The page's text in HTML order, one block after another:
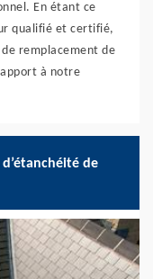
En étant ce
qualifié et certifié,
de remplacement de
à notre
de